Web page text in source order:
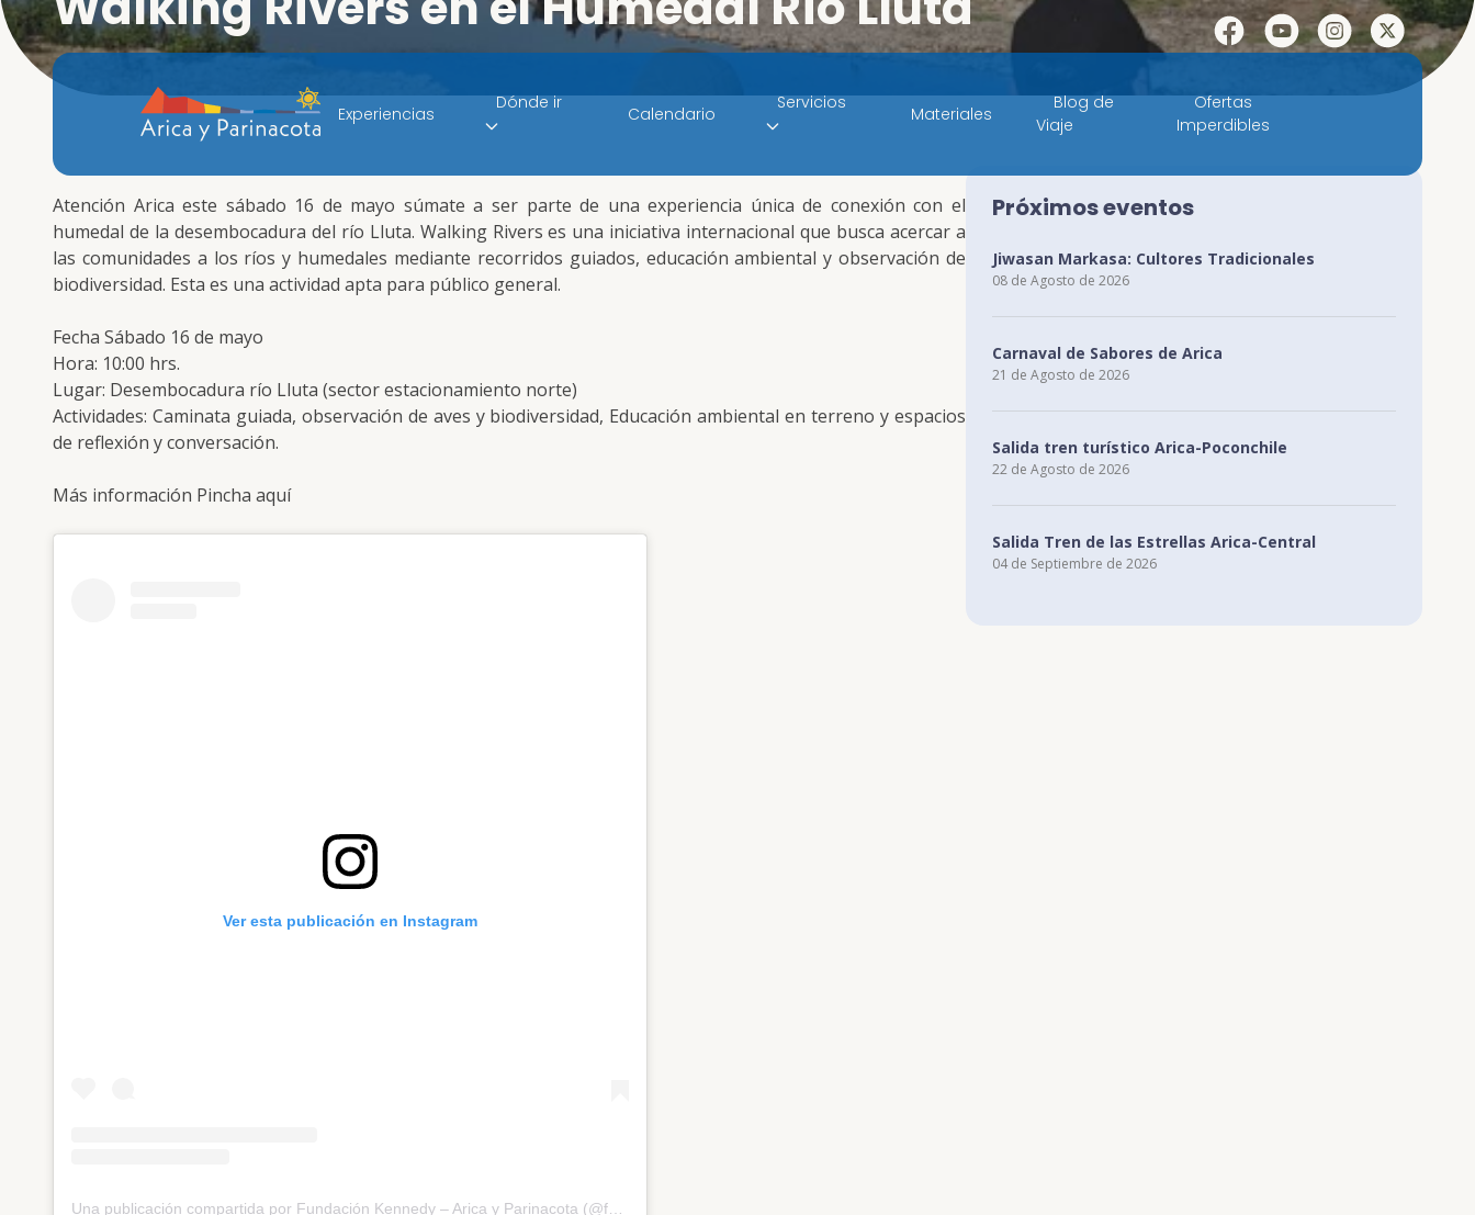
FacebookYouTubeInstagram
X
Experiencias
Dónde ir
Calendario
Servicios
Materiales
Blog de
Viaje
Ofertas
Imperdibles
Atención Arica este sábado 16 de mayo súmate a ser parte de una experiencia única de conexión con el
humedal de la desembocadura del río Lluta. Walking Rivers es una iniciativa internacional que busca acercar a
las comunidades a los ríos y humedales mediante recorridos guiados, educación ambiental y observación de
biodiversidad. Esta es una actividad apta para público general.
Fecha Sábado 16 de mayo
Hora: 10:00 hrs.
Lugar: Desembocadura río Lluta (sector estacionamiento norte)
Actividades: Caminata guiada, observación de aves y biodiversidad, Educación ambiental en terreno y espacios
de reflexión y conversación.
Más información Pincha aquí
Ver esta publicación en Instagram
Próximos eventos
Jiwasan Markasa: Cultores Tradicionales
08 de Agosto de 2026
Carnaval de Sabores de Arica
21 de Agosto de 2026
Salida tren turístico Arica-Poconchile
22 de Agosto de 2026
Salida Tren de las Estrellas Arica-Central
04 de Septiembre de 2026